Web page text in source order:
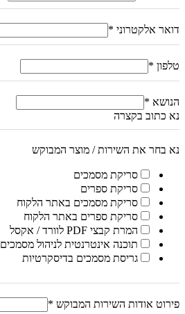
דואר אלקטרוני *
טלפון *
הנושא *
נא כתוב בקצרה
נא בחר את השירות / מוצר המבוקש
סריקת מסמכים
סריקת ספרים
סריקת מסמכים באתר הלקוח
סריקת ספרים באתר הלקוח
המרת קבצי PDF לוורד / אקסל
תוכנה אינטרנטית לניהול מסמכים
גריסת מסמכים בדיסקרטיות
פירוט אודות השירות המבוקש *